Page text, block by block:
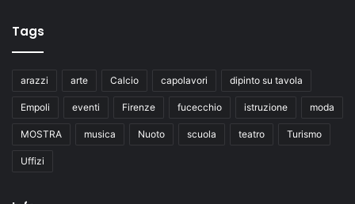
Tags
arazzi arte Calcio capolavori dipinto su tavola
Empoli eventi Firenze fucecchio istruzione moda
MOSTRA musica Nuoto scuola teatro Turismo
Uffizi